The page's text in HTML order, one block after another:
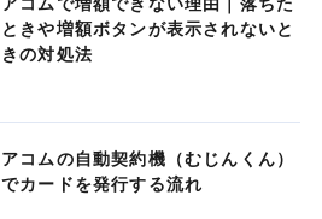
ときや増額ボタンが表示されないと
きの対処法
アコムの自動契約機（むじんくん）
でカードを発行する流れ